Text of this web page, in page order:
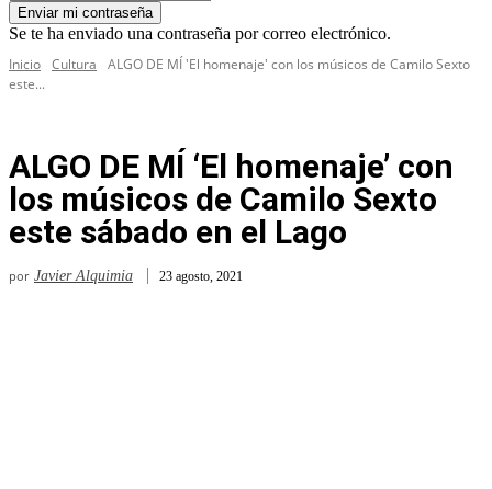
Se te ha enviado una contraseña por correo electrónico.
Inicio Cultura
ALGO DE MÍ 'El homenaje' con los músicos de Camilo Sexto
este...
ALGO DE MÍ ‘El homenaje’ con
los músicos de Camilo Sexto
este sábado en el Lago
por Javier Alquimia 23 agosto, 2021